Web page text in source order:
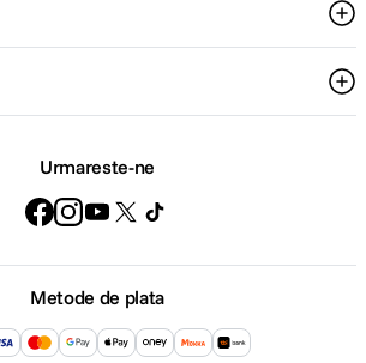
Urmareste-ne
Metode de plata